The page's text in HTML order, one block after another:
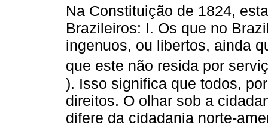
Na Constituição de 1824,
Brazileiros: I. Os que no
ingenuos, ou libertos, ainda
que este não resida por
). Isso significa que todos,
direitos. O olhar sob a
difere da cidadania norte-